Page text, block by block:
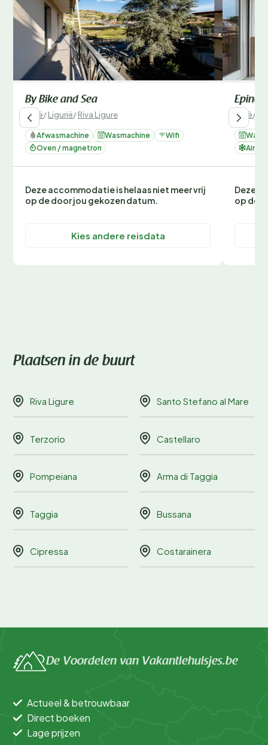
By Bike and Sea
Italië/Ligurië/Riva Ligure
Afwasmachine Wasmachine
Wifi
Oven / magnetron
Deze accommodatie is helaas niet meer vrij
op de door jou gekozen datum.
Kies andere reisdata
Epine
Italië/
Airco
Deze
op de
Plaatsen in de buurt
Riva Ligure Santo Stefano al Mare
Terzorio Castellaro
Pompeiana Arma di Taggia
Taggia Bussana
Cipressa Costarainera
De Voordelen van Vakantiehuisjes.be
Actueel & betrouwbaar
Direct boeken
Lage prijzen